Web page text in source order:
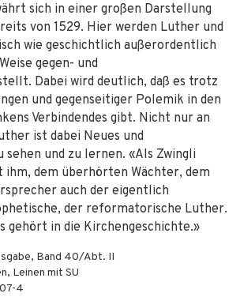
sich in einer großen Darstellung
von 1529. Hier werden Luther und
wie geschichtlich außerordentlich
gegen- und
Dabei wird deutlich, daß es trotz
und gegenseitiger Polemik in den
Verbindendes gibt. Nicht nur an
ist dabei Neues und
sehen und zu lernen. «Als Zwingli
ihm, dem überhörten Wächter, dem
auch der eigentlich
der reformatorische Luther.
gehört in die Kirchengeschichte.»
Band 40/Abt. II
Leinen mit SU
4